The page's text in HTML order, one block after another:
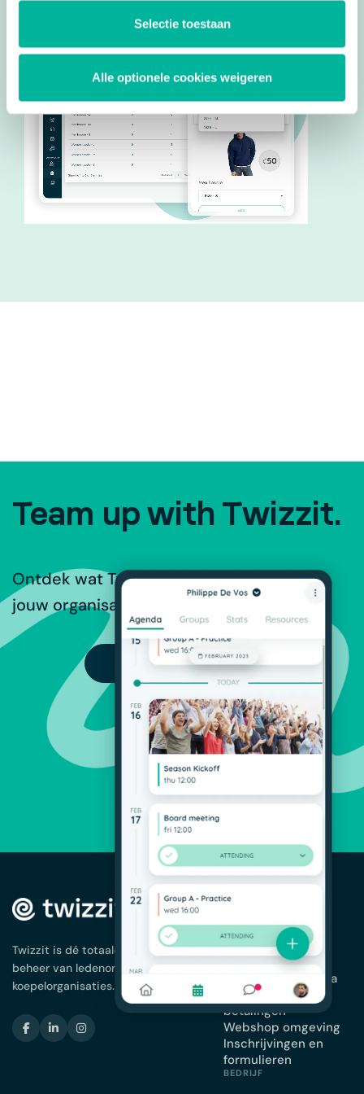
Selectie toestaan
Alle optionele cookies weigeren
Team up with Twizzit.
Ontdek wat Twizzit te bieden heeft voor
jouw organisatie.
PROBEER GRATIS
Twizzit is dé totaaloplossing voor het
beheer van ledenorganisaties en
koepelorganisaties.
OPLOSSINGEN
Ledenbeheer
App voor je
vereniging
Planning en agenda
Facturatie en
betalingen
Webshop omgeving
Inschrijvingen en
formulieren
BEDRIJF